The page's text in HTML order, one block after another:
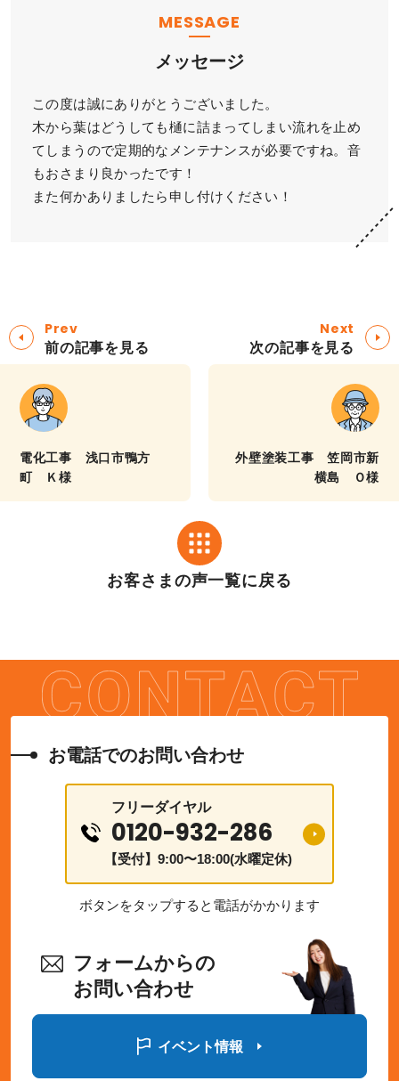
MESSAGE
メッセージ
この度は誠にありがとうございました。
木から葉はどうしても樋に詰まってしまい流れを止め
てしまうので定期的なメンテナンスが必要ですね。音
もおさまり良かったです！
また何かありましたら申し付けください！
Prev
前の記事を見る
電化工事 浅口市鴨方
町 Ｋ様
お客さまの声一覧に戻る
Next
次の記事を見る
外壁塗装工事 笠岡市新
横島 Ｏ様
お電話でのお問い合わせ
フリーダイヤル
0120-932-286
【受付】9:00〜18:00(水曜定休)
ボタンをタップすると電話がかかります
フォームからの
お問い合わせ
イベント情報